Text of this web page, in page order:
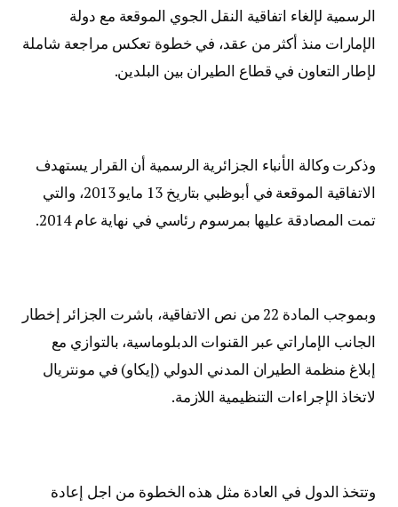
الرسمية لإلغاء اتفاقية النقل الجوي الموقعة مع دولة
الإمارات منذ أكثر من عقد، في خطوة تعكس مراجعة شاملة
لإطار التعاون في قطاع الطيران بين البلدين.
وذكرت وكالة الأنباء الجزائرية الرسمية أن القرار يستهدف
الاتفاقية الموقعة في أبوظبي بتاريخ 13 مايو 2013، والتي
تمت المصادقة عليها بمرسوم رئاسي في نهاية عام 2014.
وبموجب المادة 22 من نص الاتفاقية، باشرت الجزائر إخطار
الجانب الإماراتي عبر القنوات الدبلوماسية، بالتوازي مع
إبلاغ منظمة الطيران المدني الدولي (إيكاو) في مونتريال
لاتخاذ الإجراءات التنظيمية اللازمة.
وتتخذ الدول في العادة مثل هذه الخطوة من اجل إعادة